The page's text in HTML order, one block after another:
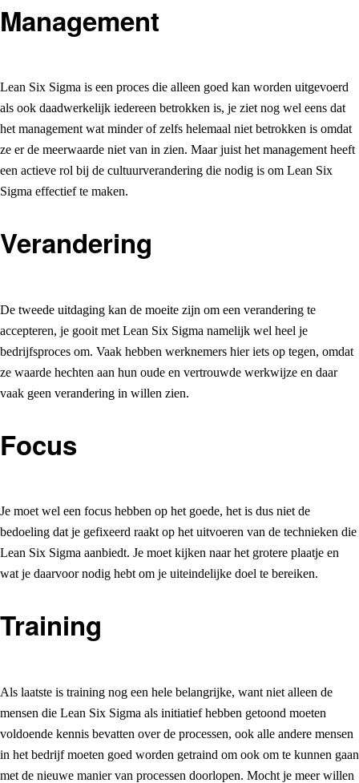
Management
Lean Six Sigma is een proces die alleen goed kan worden uitgevoerd
als ook daadwerkelijk iedereen betrokken is, je ziet nog wel eens dat
het management wat minder of zelfs helemaal niet betrokken is omdat
ze er de meerwaarde niet van in zien. Maar juist het management heeft
een actieve rol bij de cultuurverandering die nodig is om Lean Six
Sigma effectief te maken.
Verandering
De tweede uitdaging kan de moeite zijn om een verandering te
accepteren, je gooit met Lean Six Sigma namelijk wel heel je
bedrijfsproces om. Vaak hebben werknemers hier iets op tegen, omdat
ze waarde hechten aan hun oude en vertrouwde werkwijze en daar
vaak geen verandering in willen zien.
Focus
Je moet wel een focus hebben op het goede, het is dus niet de
bedoeling dat je gefixeerd raakt op het uitvoeren van de technieken die
Lean Six Sigma aanbiedt. Je moet kijken naar het grotere plaatje en
wat je daarvoor nodig hebt om je uiteindelijke doel te bereiken.
Training
Als laatste is training nog een hele belangrijke, want niet alleen de
mensen die Lean Six Sigma als initiatief hebben getoond moeten
voldoende kennis bevatten over de processen, ook alle andere mensen
in het bedrijf moeten goed worden getraind om ook om te kunnen gaan
met de nieuwe manier van processen doorlopen. Mocht je meer willen